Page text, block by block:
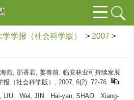
学报（社会科学版） > 2007 >
燕, 邵香君, 姜春前. 临安林业可持续发展
（社会科学版）, 2007, 6(2): 72-76.
LIU Wei, JIN Hai-yan, SHAO Xiang-